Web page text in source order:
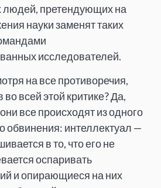
людей, претендующих на
науки заменят таких
исследователей.
на все противоречия,
всей этой критике? Да,
все происходят из одного
обвинения: интеллектуал —
в то, что его не
оспаривать
и опирающиеся на них